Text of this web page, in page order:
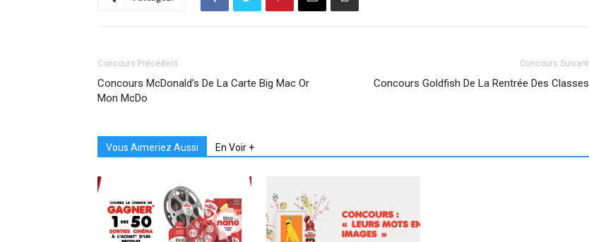
Concours Précédent
Concours McDonald’s De La Carte Big Mac Or
Mon McDo
Concours Suivant
Concours Goldfish De La Rentrée Des Classes
Vous Aimeriez Aussi En Voir +